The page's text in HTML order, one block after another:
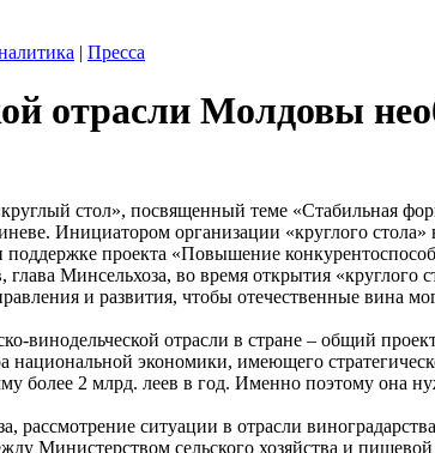
| Пресса
отрасли Молдовы
стол», посвященный теме «Стабильная
Инициатором организации «круглого
поддержке проекта «Повышение
Минсельхоза, во время открытия «круглого
и развития, чтобы отечественные вина
винодельческой отрасли в стране – общий
национальной экономики, имеющего
более 2 млрд. леев в год. Именно поэтому она
рассмотрение ситуации в отрасли
Министерством сельского хозяйства и